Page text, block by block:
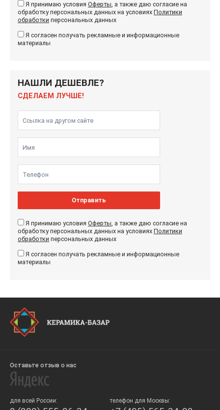
Я принимаю условия Оферты, а также даю согласие на
обработку персональных данных на условиях Политики
обработки персональных данных
Я согласен получать рекламные и информационные
материалы
НАШЛИ ДЕШЕВЛЕ?
СДЕЛАЕМ ЛУЧШЕ!
Отправить
Я принимаю условия Оферты, а также даю согласие на
обработку персональных данных на условиях Политики
обработки персональных данных
Я согласен получать рекламные и информационные
материалы
Оставьте отзыв о нас
для всей России: телефон для Москвы: